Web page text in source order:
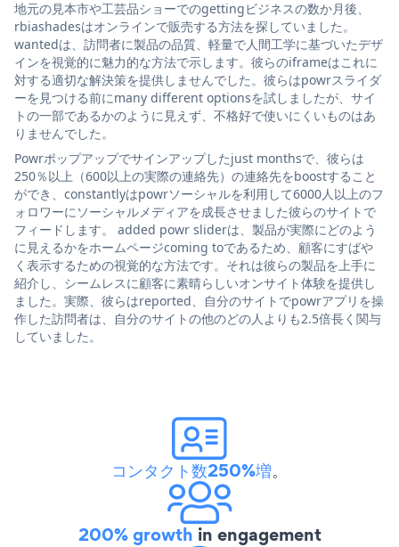
地元の見本市や工芸品ショーでのgettingビジネスの数か月後、
rbiashadesはオンラインで販売する方法を探していました。
wantedは、訪問者に製品の品質、軽量で人間工学に基づいたデザ
インを視覚的に魅力的な方法で示します。彼らのiframeはこれに
対する適切な解決策を提供しませんでした。彼らはpowrスライダ
ーを見つける前にmany different optionsを試しましたが、サイ
トの一部であるかのように見えず、不格好で使いにくいものはあ
りませんでした。
Powrポップアップでサインアップしたjust monthsで、彼らは
250％以上（600以上の実際の連絡先）の連絡先をboostすること
ができ、constantlyはpowrソーシャルを利用して6000人以上のフ
ォロワーにソーシャルメディアを成長させました彼らのサイトで
フィードします。 added powr sliderは、製品が実際にどのよう
に見えるかをホームページcoming toであるため、顧客にすばや
く表示するための視覚的な方法です。それは彼らの製品を上手に
紹介し、シームレスに顧客に素晴らしいオンサイト体験を提供し
ました。実際、彼らはreported、自分のサイトでpowrアプリを操
作した訪問者は、自分のサイトの他のどの人よりも2.5倍長く関与
していました。
コンタクト数250%増。
200% growth in engagement